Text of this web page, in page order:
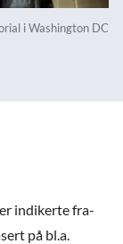
i Washington DC
indikerte fra-
på bl.a.